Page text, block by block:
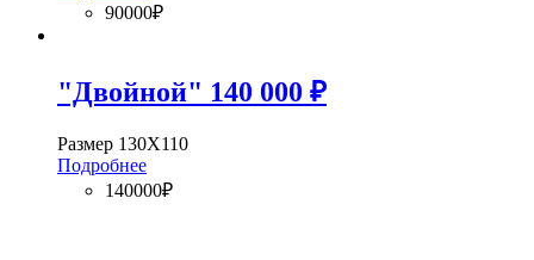
90000₽
"Двойной" 140 000 ₽
Размер 130Х110
Подробнее
140000₽